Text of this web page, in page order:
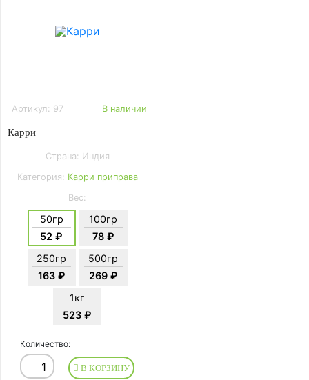
Артикул: 97 В наличии
Карри
Страна: Индия
Категория: Карри приправа
Вес:
50гр
52 ₽
100гр
78 ₽
250гр
163 ₽
500гр
269 ₽
1кг
523 ₽
Количество:
В КОРЗИНУ